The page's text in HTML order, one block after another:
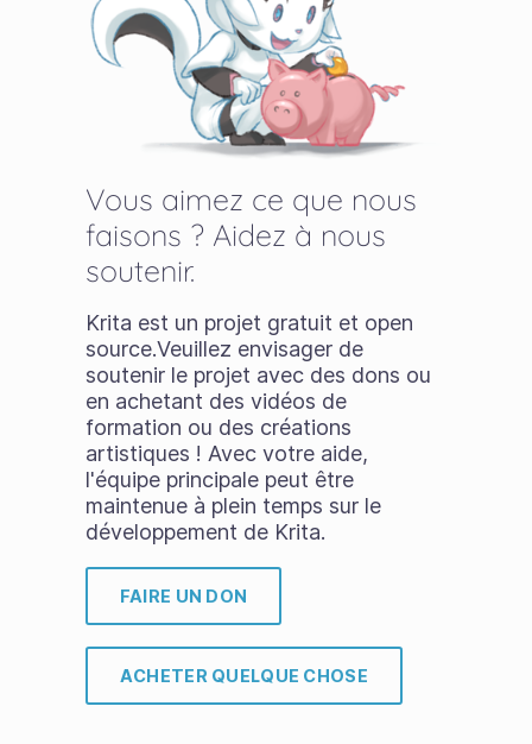
Vous aimez ce que nous
faisons ? Aidez à nous
soutenir.
Krita est un projet gratuit et open
source.Veuillez envisager de
soutenir le projet avec des dons ou
en achetant des vidéos de
formation ou des créations
artistiques ! Avec votre aide,
l'équipe principale peut être
maintenue à plein temps sur le
développement de Krita.
FAIRE UN DON
ACHETER QUELQUE CHOSE